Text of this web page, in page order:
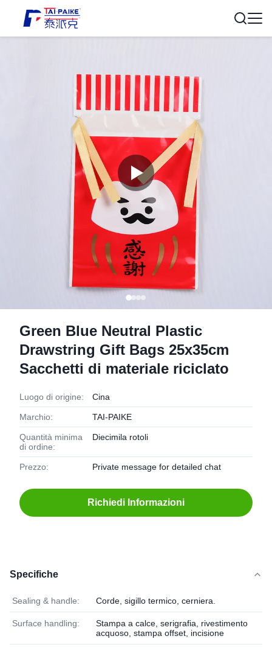
Green Blue Neutral Plastic
Drawstring Gift Bags 25x35cm
Sacchetti di materiale riciclato
Luogo di origine: Cina
Marchio: TAI-PAIKE
Quantità minima
di ordine:
Diecimila rotoli
Prezzo: Private message for detailed chat
Richiedi Informazioni
Specifiche
Sealing & handle: Corde, sigillo termico, cerniera.
Surface handling:
Stampa a calce, serigrafia, rivestimento
acquoso, stampa offset, incisione